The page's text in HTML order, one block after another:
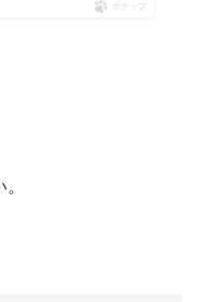
ポチップ